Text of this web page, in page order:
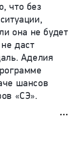
что без
она не будет
даст
Аделия
шансов
«СЭ».